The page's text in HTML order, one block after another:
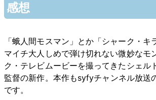
感想
「蛾人間モスマン」とか「シャーク・キ
マイチ大人しめで弾け切れない微妙なモ
ク・テレビムービーを撮ってきたシェル
監督の新作。本作もsyfyチャンネル放送
です。